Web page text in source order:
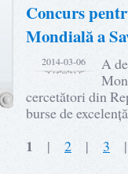
Concurs
Mondială a
2014-03-06
A
cercetători din
burse de
1 | 2 | 3